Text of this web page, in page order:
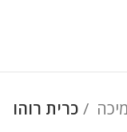
כרית רוהו